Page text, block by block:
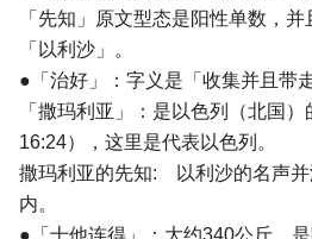
「先知」原文型态是阳性单数，
「以利沙」。
●「治好」：字义是「收集并且带走
「撒玛利亚」：是以色列（北国
16:24），这里是代表以色列。
撒玛利亚的先知: 以利沙的名声并
内。
●「十他连得」：大约340公斤，